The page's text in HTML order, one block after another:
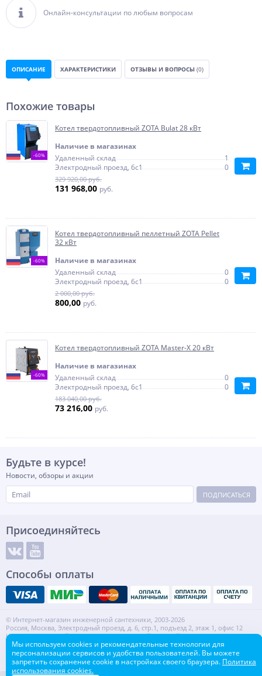
Онлайн-консультации по любым вопросам
ОПИСАНИЕ ХАРАКТЕРИСТИКИ ОТЗЫВЫ И ВОПРОСЫ (0)
Похожие товары
-60%
Котел твердотопливный ZOTA Bulat 28 кВт
Наличие в магазинах
Удаленный склад
1
Электродный проезд, 6с1
0
329 920,00 руб.
131 968,00 руб.
-60%
Котел твердотопливный пеллетный ZOTA Pellet
32 кВт
Наличие в магазинах
Удаленный склад
0
Электродный проезд, 6с1
0
2 000,00 руб.
800,00 руб.
-60%
Котел твердотопливный ZOTA Master-X 20 кВт
Наличие в магазинах
Удаленный склад
0
Электродный проезд, 6с1
0
183 040,00 руб.
73 216,00 руб.
Будьте в курсе!
Новости, обзоры и акции
ПОДПИСАТЬСЯ
Присоединяйтесь
Способы оплаты
© Интернет-магазин инженерной сантехники, 2003-2026
Россия, Москва, Электродный проезд, д. 6, стр.1, подъезд 2, этаж 1, офис 12
Информация на сайте не является публичной офертой.
ИНН: 7720553918 КПП: 772001001
Контакты Карта сайта
Мы используем cookies и рекомендательные технологии для
персонализации сервисов и удобства пользователей. Вы можете
запретить сохранение cookie в настройках своего браузера. Политика
использования cookies.